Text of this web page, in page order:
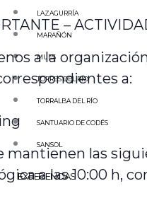
LAZAGURRÍA
MARAÑÓN
MUES
TORRES DEL RÍO
TORRALBA DEL RÍO
SANTUARIO DE CODÉS
SANSOL
EXPERIENCIAS
–
a la
a:
mantienen las
a las 10:00 h,